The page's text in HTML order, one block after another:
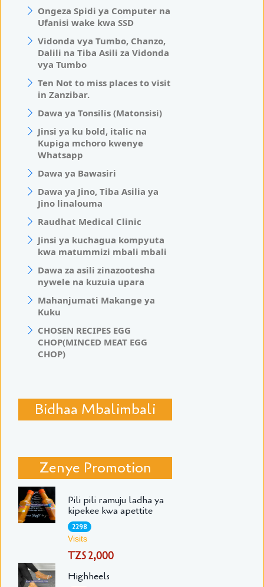
Ongeza Spidi ya Computer na
Ufanisi wake kwa SSD
Vidonda vya Tumbo, Chanzo,
Dalili na Tiba Asili za Vidonda
vya Tumbo
Ten Not to miss places to visit
in Zanzibar.
Dawa ya Tonsilis (Matonsisi)
Jinsi ya ku bold, italic na
Kupiga mchoro kwenye
Whatsapp
Dawa ya Bawasiri
Dawa ya Jino, Tiba Asilia ya
Jino linalouma
Raudhat Medical Clinic
Jinsi ya kuchagua kompyuta
kwa matummizi mbali mbali
Dawa za asili zinazootesha
nywele na kuzuia upara
Mahanjumati Makange ya
Kuku
CHOSEN RECIPES EGG
CHOP(MINCED MEAT EGG
CHOP)
Bidhaa Mbalimbali
Zenye Promotion
Pili pili ramuju ladha ya
kipekee kwa apettite
2298
Visits
TZS 2,000
Highheels